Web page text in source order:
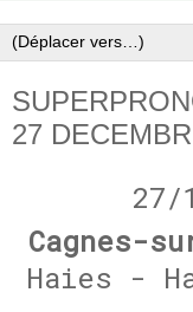
27
27/
Cagnes-
Haies -